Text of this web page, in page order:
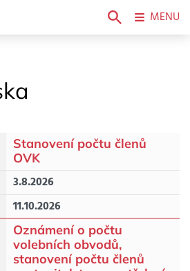
Stanovení počtu členů
OVK
3.8.2026
11.10.2026
Oznámení o počtu
volebních obvodů,
stanovení počtu členů
MENU